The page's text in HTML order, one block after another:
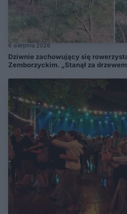
6 sierpnia 2026
Dziwnie zachowujący się
Zemborzyckim. „Stanął za